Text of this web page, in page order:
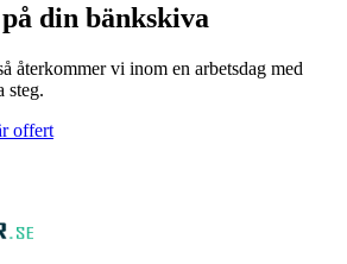
din bänkskiva
återkommer vi inom en arbetsdag med
steg.
offert